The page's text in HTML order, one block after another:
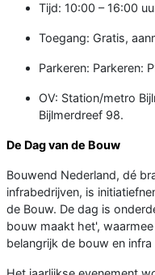
Tijd: 10:00 – 16:00
Toegang: Gratis,
Parkeren: Parkeren:
OV: Station/metro
Bijlmerdreef 98.
De Dag van de Bouw
Bouwend Nederland, dé
infrabedrijven, is
de Bouw. De dag is
bouw maakt het',
belangrijk de bouw en